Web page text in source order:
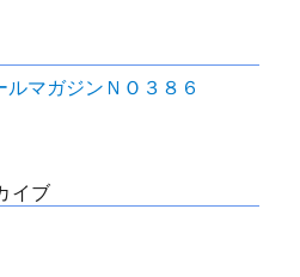
マガジンＮＯ３８６
イブ